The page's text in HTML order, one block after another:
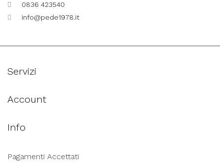
0836 423540
info@pede1978.it
Servizi
Account
Info
Pagamenti Accettati